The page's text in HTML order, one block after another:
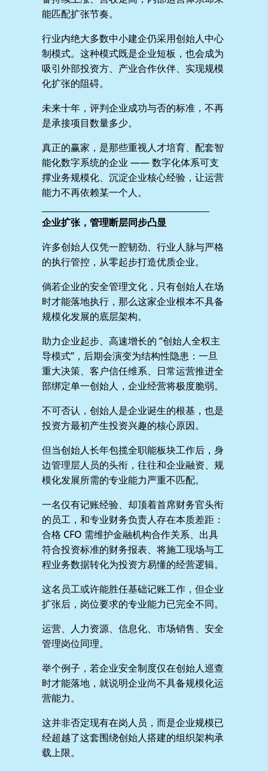
能匹配扩张节奏。
行业内绝大多数中小建企仍采用创始人中心
制模式。这种模式既是企业短板，也会成为
吸引外部投资方、产业合作伙伴、实现规模
化扩张的阻碍。
未来十年，评判企业成功与否的标准，不再
是承接项目数量多少。
真正的赢家，是那些重视人才培育、配套智
能化数字系统的企业 —— 数字化体系可支
撑业务规模化、沉淀企业核心经验，让运营
能力不再依赖某一个人。
企业扩张，管理断层同步凸显
许多创始人仅凭一腔韧劲、行业人脉与严格
的执行管控，从零起步打造优质企业。
倘若企业的安全管理文化，只有创始人在场
时才能落地执行，那么这家企业根本不具备
规模化发展的底层架构。
助力企业起步、高速增长的 “创始人全权主
导模式”，后期会演变为结构性隐患：一旦
重大决策、客户信任维系、日常运营推进全
部绑定单一创始人，企业经营将极度脆弱。
不可否认，创始人是企业诞生的根基，也是
投资方最初产生投资兴趣的核心原因。
但当创始人长年包揽全职能板块工作后，身
边管理层人员的头衔，往往和企业融资、规
模化发展所需的专业能力严重不匹配。
一名仅有记账经验、却顶着首席财务官头衔
的员工，和专业财务负责人存在本质差距：
合格 CFO 需维护金融机构合作关系、出具
符合投资标准的财务报表、将施工现场与工
程业务数据转化为投资方易懂的经营逻辑。
这名员工或许能胜任基础记账工作，但企业
扩张后，岗位要求的专业能力已完全不同。
运营、人力资源、信息化、市场销售、安全
管理岗位同理。
举个例子，若企业安全制度仅在创始人巡查
时才能落地，就说明企业尚不具备规模化运
营能力。
这并非否定现有在岗人员，而是企业规模已
经超越了这套围绕创始人搭建的组织架构承
载上限。